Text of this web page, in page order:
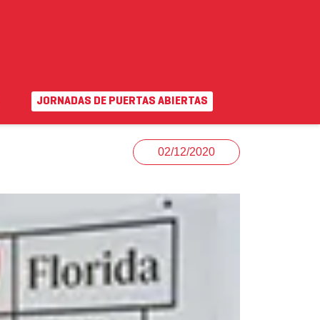
Campus virtual EN|VA
JORNADAS DE PUERTAS ABIERTAS
02/12/2020